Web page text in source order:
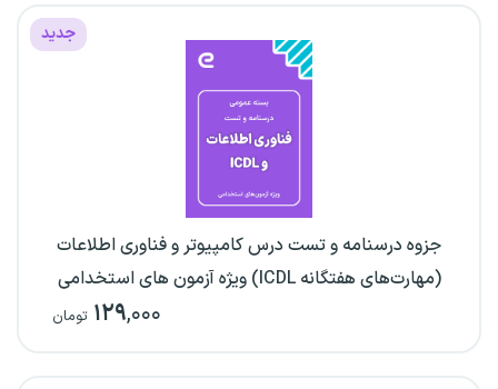
جدید
جزوه درسنامه و تست درس کامپیوتر و فناوری اطلاعات
(مهارت‌های هفتگانه ICDL) ویژه آزمون های استخدامی
۱۲۹,۰۰۰ تومان